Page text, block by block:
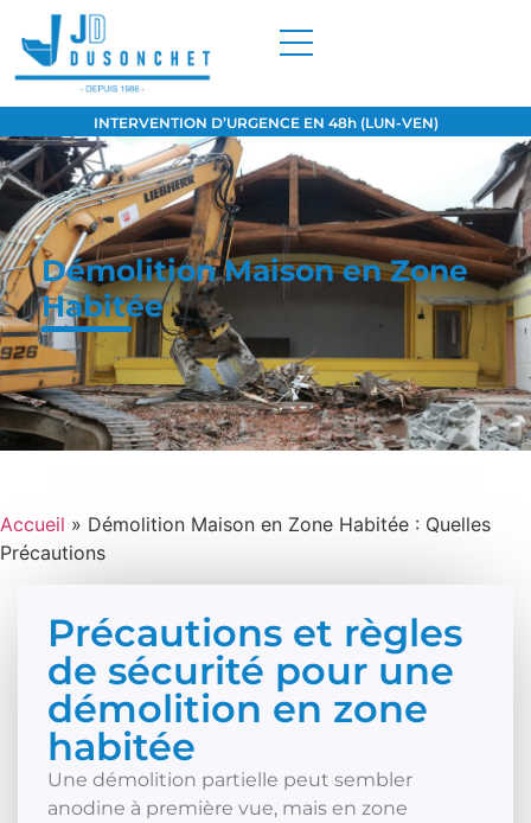
INTERVENTION D’URGENCE EN 48h (LUN-VEN)
Démolition Maison en Zone
Habitée
Accueil » Démolition Maison en Zone Habitée : Quelles
Précautions
Précautions et règles
de sécurité pour une
démolition en zone
habitée
Une démolition partielle peut sembler
anodine à première vue, mais en zone